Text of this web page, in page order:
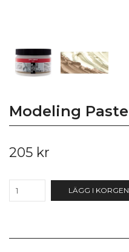
Modeling Paste
205 kr
LÄGG I KORGEN